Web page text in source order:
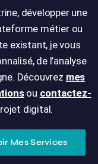
développer une
métier ou
existant, je vous
de l’analyse
Découvrez mes
ou contactez-
digital.
Mes Services